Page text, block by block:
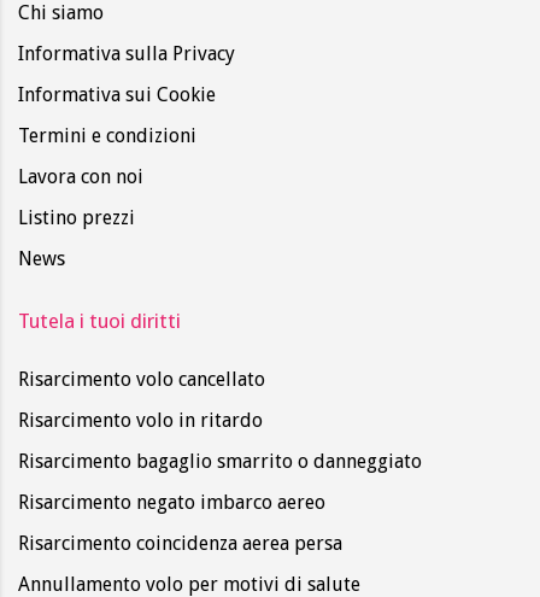
Chi siamo
Informativa sulla Privacy
Informativa sui Cookie
Termini e condizioni
Lavora con noi
Listino prezzi
News
Tutela i tuoi diritti
Risarcimento volo cancellato
Risarcimento volo in ritardo
Risarcimento bagaglio smarrito o danneggiato
Risarcimento negato imbarco aereo
Risarcimento coincidenza aerea persa
Annullamento volo per motivi di salute